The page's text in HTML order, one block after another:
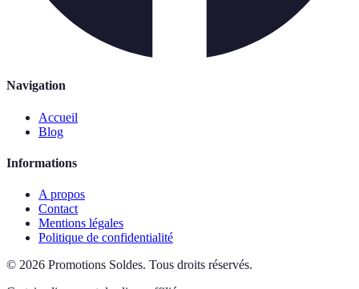
Navigation
Accueil
Blog
Informations
A propos
Contact
Mentions légales
Politique de confidentialité
© 2026 Promotions Soldes. Tous droits réservés.